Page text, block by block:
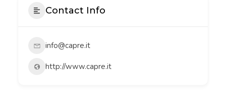
Contact Info
info@capre.it
http://www.capre.it